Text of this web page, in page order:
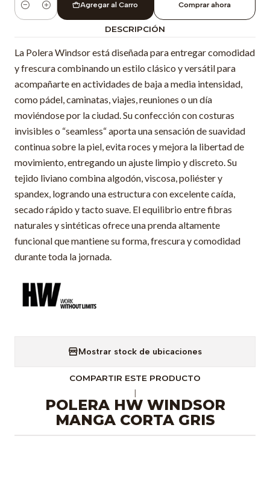
Cantidad
Agregar al Carro Comprar ahora
DESCRIPCIÓN
La Polera Windsor está diseñada para entregar comodidad
y frescura combinando un estilo clásico y versátil para
acompañarte en actividades de baja a media intensidad,
como pádel, caminatas, viajes, reuniones o un día
moviéndose por la ciudad. Su confección con costuras
invisibles o “seamless“ aporta una sensación de suavidad
continua sobre la piel, evita roces y mejora la libertad de
movimiento, entregando un ajuste limpio y discreto. Su
tejido liviano combina algodón, viscosa, poliéster y
spandex, logrando una estructura con excelente caída,
secado rápido y tacto suave. El equilibrio entre fibras
naturales y sintéticas ofrece una prenda altamente
funcional que mantiene su forma, frescura y comodidad
durante toda la jornada.
Mostrar stock de ubicaciones
COMPARTIR ESTE PRODUCTO
POLERA HW WINDSOR
MANGA CORTA GRIS